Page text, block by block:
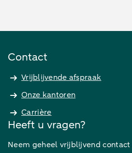
Contact
Vrijblijvende afspraak
Onze kantoren
Carrière
Heeft u vragen?
Neem geheel vrijblijvend contact